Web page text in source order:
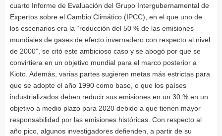
cuarto Informe de Evaluación del Grupo Intergubernamental de
Expertos sobre el Cambio Climático (IPCC), en el que uno de
los escenarios era la “reducción del 50 % de las emisiones
mundiales de gases de efecto invernadero con respecto al nivel
de 2000”, se citó este ambicioso caso y se abogó por que se
convirtiera en un objetivo mundial para el marco posterior a
Kioto. Además, varias partes sugieren metas más estrictas para
que se adopte el año 1990 como base, o que los países
industrializados deben reducir sus emisiones en un 30 % en un
objetivo a medio plazo para 2020 debido a que tienen mayor
responsabilidad por las emisiones históricas. Con respecto al
año pico, algunos investigadores defienden, a partir de su